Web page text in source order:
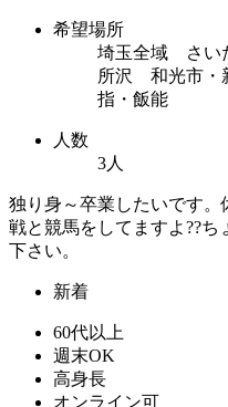
希望場所
埼玉全域 さ
所沢 和光市・
指・飯能
人数
3人
独り身～卒業したいです
戦と競馬をしてますよ??
下さい。
新着
60代以上
週末OK
高身長
オンライン可